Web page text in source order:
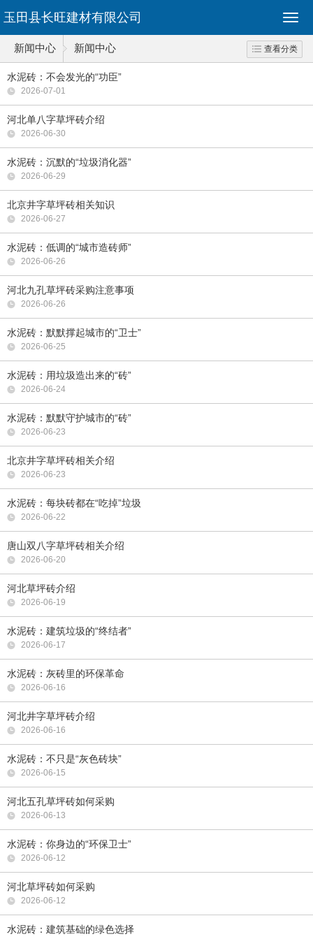
玉田县长旺建材有限公司
新闻中心 新闻中心 查看分类
水泥砖：不会发光的“功臣”
2026-07-01
河北单八字草坪砖介绍
2026-06-30
水泥砖：沉默的“垃圾消化器”
2026-06-29
北京井字草坪砖相关知识
2026-06-27
水泥砖：低调的“城市造砖师”
2026-06-26
河北九孔草坪砖采购注意事项
2026-06-26
水泥砖：默默撑起城市的“卫士”
2026-06-25
水泥砖：用垃圾造出来的“砖”
2026-06-24
水泥砖：默默守护城市的“砖”
2026-06-23
北京井字草坪砖相关介绍
2026-06-23
水泥砖：每块砖都在“吃掉”垃圾
2026-06-22
唐山双八字草坪砖相关介绍
2026-06-20
河北草坪砖介绍
2026-06-19
水泥砖：建筑垃圾的“终结者”
2026-06-17
水泥砖：灰砖里的环保革命
2026-06-16
河北井字草坪砖介绍
2026-06-16
水泥砖：不只是“灰色砖块”
2026-06-15
河北五孔草坪砖如何采购
2026-06-13
水泥砖：你身边的“环保卫士”
2026-06-12
河北草坪砖如何采购
2026-06-12
水泥砖：建筑基础的绿色选择